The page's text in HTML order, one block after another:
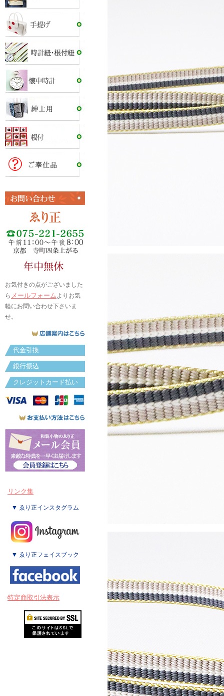
お気付きの点がございました
ら メールフォームよりお気
軽にお問い合わせ下さいま
せ。
代金引換
銀行振込
クレジットカード払い
リンク集
▼ ゑり正インスタグラム
▼ ゑり正フェイスブック
特定商取引法表示